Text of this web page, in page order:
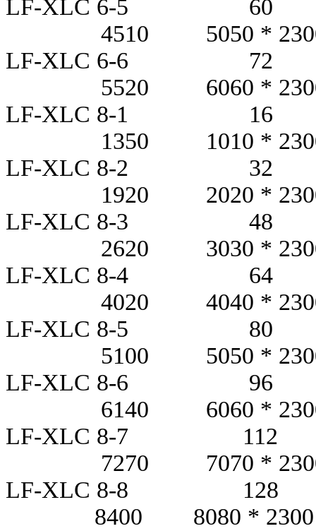
LF-XLC 6-
4510 5050 * 2300
LF-XLC 6-
5520 6060 * 2300
LF-XLC 8-
1350 1010 * 2300
LF-XLC 8-
1920 2020 * 2300
LF-XLC 8-
2620 3030 * 2300
LF-XLC 8-
4020 4040 * 2300
LF-XLC 8-
5100 5050 * 2300
LF-XLC 8-
6140 6060 * 2300
LF-XLC 8-7
7270 7070 * 2300
LF-XLC 8-8
8400 8080 * 2300 *